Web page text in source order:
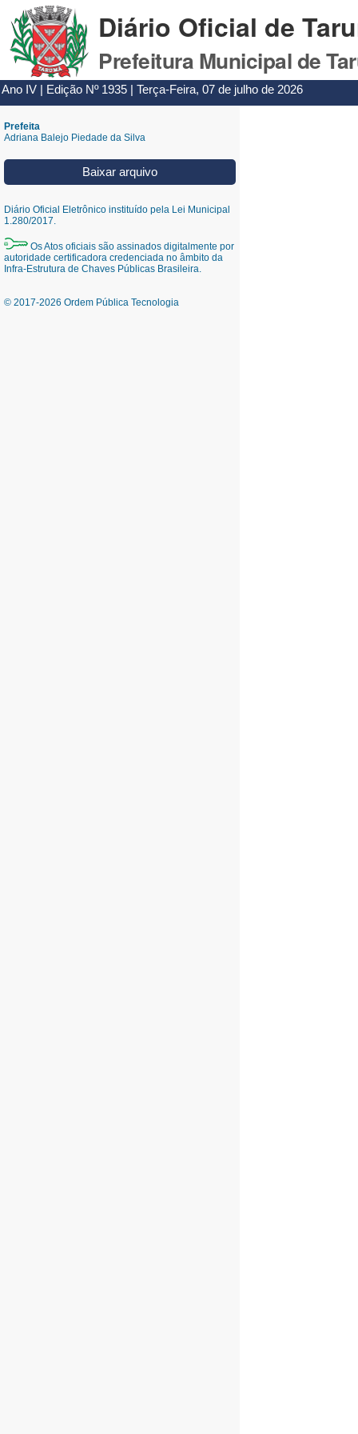
Diário Oficial de
Prefeitura Municipal de
Ano IV | Edição Nº 1935 | Terça-Feira, 07 de julho de 2026
Prefeita
Adriana Balejo Piedade da Silva
Baixar arquivo
Diário Oficial Eletrônico instituído pela Lei Municipal
1.280/2017.
Os Atos oficiais são assinados digitalmente por
autoridade certificadora credenciada no âmbito da
Infra-Estrutura de Chaves Públicas Brasileira.
© 2017-2026 Ordem Pública Tecnologia